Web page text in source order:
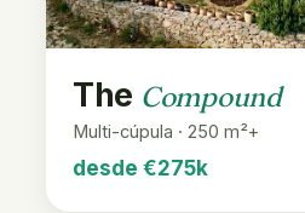
The Compound
Multi-cúpula · 250 m²+
desde €275k